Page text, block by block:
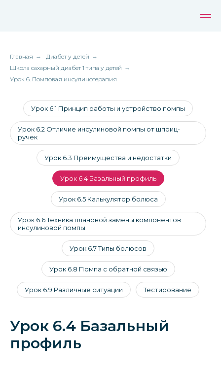
Главная → Диабет у детей →
Школа сахарный диабет 1 типа у детей →
Урок 6. Помповая инсулинотерапия
Урок 6.1 Принцип работы и устройство помпы
Урок 6.2 Отличие инсулиновой помпы от шприц-
ручек
Урок 6.3 Преимущества и недостатки
Урок 6.4 Базальный профиль
Урок 6.5 Калькулятор болюса
Урок 6.6 Техника плановой замены компонентов
инсулиновой помпы
Урок 6.7 Типы болюсов
Урок 6.8 Помпа с обратной связью
Урок 6.9 Различные ситуации Тестирование
Урок 6.4 Базальный
профиль